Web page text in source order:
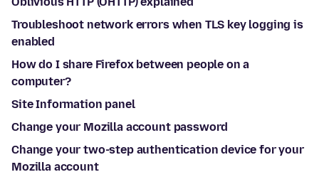
Troubleshoot network errors when TLS key logging is
enabled
How do I share Firefox between people on a
computer?
Site Information panel
Change your Mozilla account password
Change your two-step authentication device for your
Mozilla account